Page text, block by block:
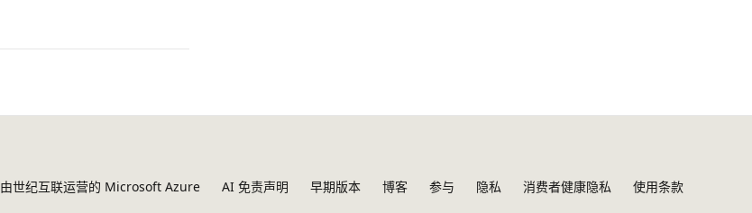
由世纪互联运营的 Microsoft Azure AI 免责声明 早期版本 博客 参与 隐私 消费者健康隐私
使用条款